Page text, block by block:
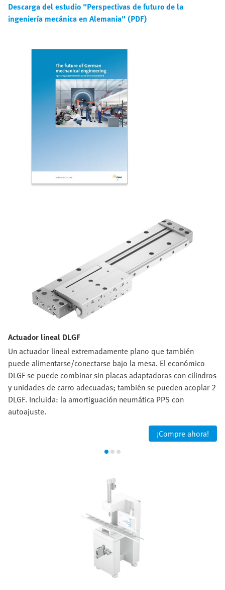
Descarga del estudio "Perspectivas de futuro de la
ingeniería mecánica en Alemania" (PDF)
Actuador lineal DLGF
Un actuador lineal extremadamente plano que también
puede alimentarse/conectarse bajo la mesa. El económico
DLGF se puede combinar sin placas adaptadoras con cilindros
y unidades de carro adecuadas; también se pueden acoplar 2
DLGF. Incluida: la amortiguación neumática PPS con
autoajuste.
¡Compre ahora!